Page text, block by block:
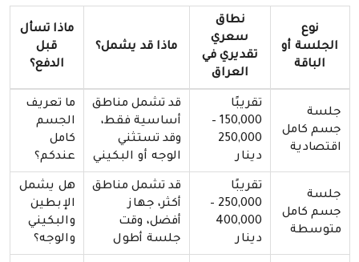
نوع
الجلسة أو
الباقة
نطاق
سعري
تقديري في
العراق
ماذا قد يشمل؟
ماذا تسأل
قبل
الدفع؟
جلسة
جسم كامل
اقتصادية
تقريبًا
150,000 –
250,000
دينار
قد تشمل مناطق
أساسية فقط،
وقد تستثني
الوجه أو البكيني
ما تعريف
الجسم
كامل
عندكم؟
جلسة
جسم كامل
متوسطة
تقريبًا
250,000 –
400,000
دينار
قد تشمل مناطق
أكثر، جهاز
أفضل، وقت
جلسة أطول
هل يشمل
الإبطين
والبكيني
والوجه؟